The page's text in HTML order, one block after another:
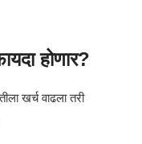
होणार?
खर्च वाढला तरी